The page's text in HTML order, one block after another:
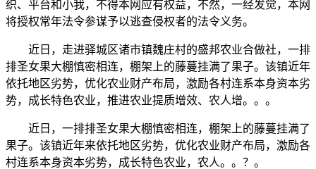
织、平台和小我，不得本网应有权益，不然，一经发觉，本网
将授权常年法令参谋予以逃查侵权者的法令义务。
近日，走进驿城区诸市镇魏庄村的盛邦农业合做社，一排
排圣女果大棚慎密相连，棚架上的藤蔓挂满了果子。该镇近年
依托地区劣势，优化农业财产布局，激励各村连系本身资本劣
势，成长特色农业，推进农业提质增效、农人增。。。
近日，一排排圣女果大棚慎密相连，棚架上的藤蔓挂满了
果子。该镇近年来依托地区劣势，优化农业财产布局，激励各
村连系本身资本劣势，成长特色农业，农人。。？。